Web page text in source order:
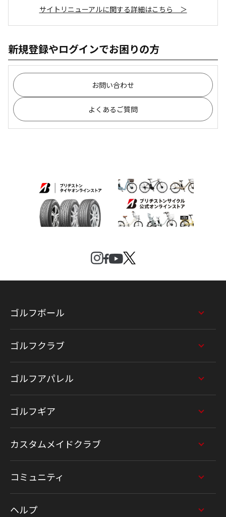
サイトリニューアルに関する詳細はこちら ＞
新規登録やログインでお困りの方
お問い合わせ
よくあるご質問
ゴルフボール
ゴルフクラブ
ゴルフアパレル
ゴルフギア
カスタムメイドクラブ
コミュニティ
ヘルプ